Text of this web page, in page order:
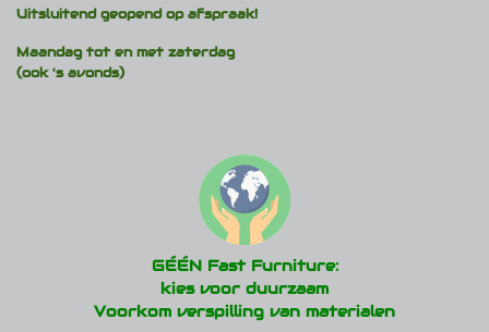
Uitsluitend geopend op afspraak!
Maandag tot en met zaterdag
(ook 's avonds)
GÉÉN Fast Furniture:
kies voor duurzaam
Voorkom verspilling van materialen